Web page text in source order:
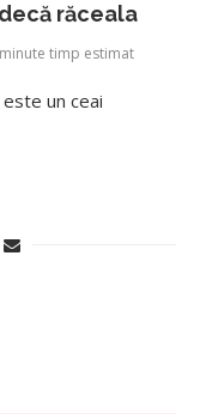
răceala
timp estimat
un ceai